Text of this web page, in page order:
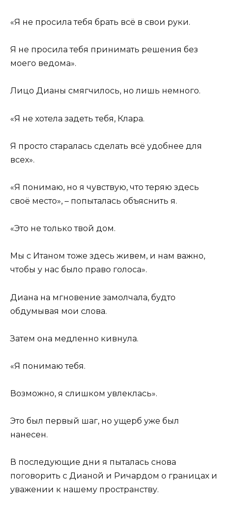
«Я не просила тебя брать всё в свои руки.
Я не просила тебя принимать решения без
моего ведома».
Лицо Дианы смягчилось, но лишь немного.
«Я не хотела задеть тебя, Клара.
Я просто старалась сделать всё удобнее для
всех».
«Я понимаю, но я чувствую, что теряю здесь
своё место», – попыталась объяснить я.
«Это не только твой дом.
Мы с Итаном тоже здесь живем, и нам важно,
чтобы у нас было право голоса».
Диана на мгновение замолчала, будто
обдумывая мои слова.
Затем она медленно кивнула.
«Я понимаю тебя.
Возможно, я слишком увлеклась».
Это был первый шаг, но ущерб уже был
нанесен.
В последующие дни я пыталась снова
поговорить с Дианой и Ричардом о границах и
уважении к нашему пространству.